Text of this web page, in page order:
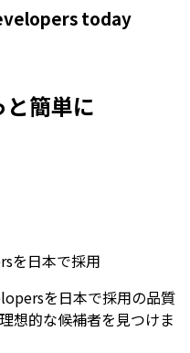
today
簡単に
を日本で採用
を日本で採用の品質
想的な候補者を見つけま